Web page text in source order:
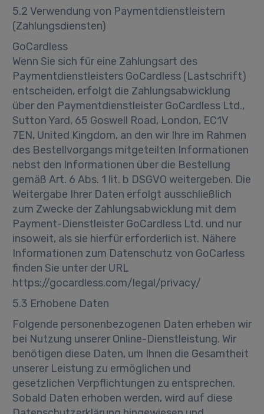
5.2 Verwendung von Paymentdienstleistern
(Zahlungsdiensten)
GoCardless
Wenn Sie sich für eine Zahlungsart des
Paymentdienstleisters GoCardless (Lastschrift)
entscheiden, erfolgt die Zahlungsabwicklung
über den Paymentdienstleister GoCardless Ltd.,
Sutton Yard, 65 Goswell Road, London, EC1V
7EN, United Kingdom, an den wir Ihre im Rahmen
des Bestellvorgangs mitgeteilten Informationen
nebst den Informationen über die Bestellung
gemäß Art. 6 Abs. 1 lit. b DSGVO weitergeben. Die
Weitergabe Ihrer Daten erfolgt ausschließlich
zum Zwecke der Zahlungsabwicklung mit dem
Payment-Dienstleister GoCardless Ltd. und nur
insoweit, als sie hierfür erforderlich ist. Nähere
Informationen zum Datenschutz von GoCarless
finden Sie unter der URL
https://gocardless.com/legal/privacy/
5.3 Erhobene Daten
Folgende personenbezogenen Daten erheben wir
bei Nutzung unserer Online-Dienstleistung. Wir
benötigen diese Daten, um Ihnen die Gesamtheit
unserer Leistung zu ermöglichen und
gesetzlichen Verpflichtungen zu entsprechen.
Sobald Daten erhoben werden, wird auf diese